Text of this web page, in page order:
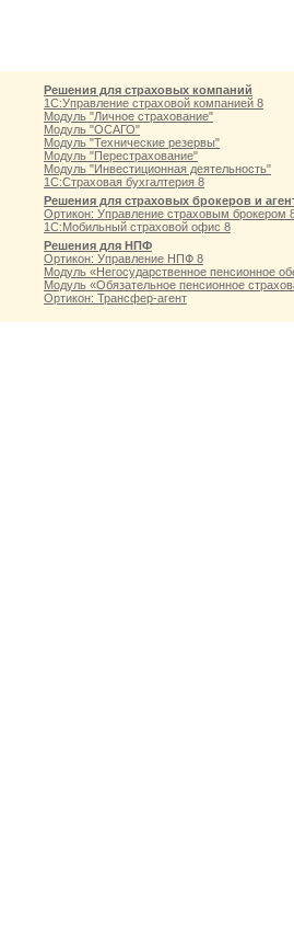
Решения для страховых компаний
1С:Управление страховой компанией 8
Модуль "Личное страхование"
Модуль "ОСАГО"
Модуль "Технические резервы"
Модуль "Перестрахование"
Модуль "Инвестиционная деятельность"
1С:Страховая бухгалтерия 8
Решения для страховых брокеров и
Ортикон: Управление страховым брокером
1С:Мобильный страховой офис 8
Решения для НПФ
Ортикон: Управление НПФ 8
Модуль «Негосударственное пенсионное
Модуль «Обязательное пенсионное
Ортикон: Трансфер-агент